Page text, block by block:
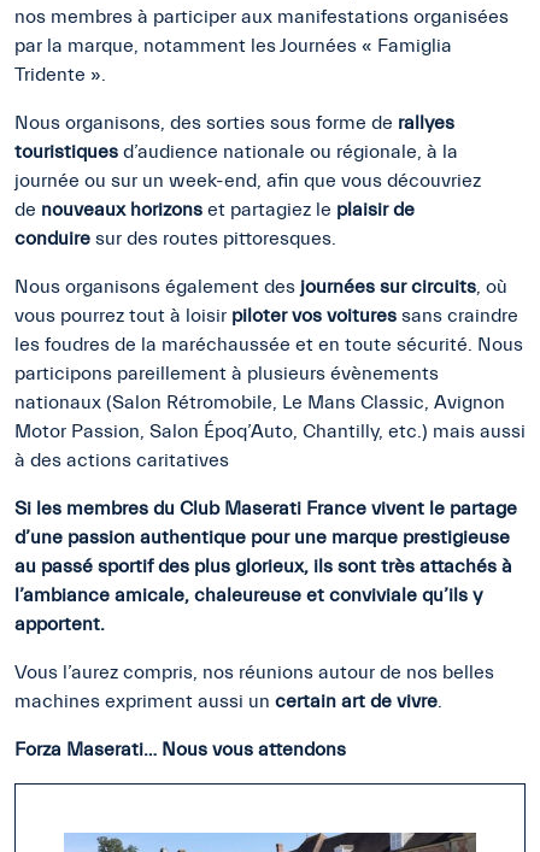
nos membres à participer aux manifestations organisées
par la marque, notamment les Journées « Famiglia
Tridente ».
Nous organisons, des sorties sous forme de rallyes
touristiques d’audience nationale ou régionale, à la
journée ou sur un week-end, afin que vous découvriez
de nouveaux horizons et partagiez le plaisir de
conduire sur des routes pittoresques.
Nous organisons également des journées sur circuits, où
vous pourrez tout à loisir piloter vos voitures sans craindre
les foudres de la maréchaussée et en toute sécurité. Nous
participons pareillement à plusieurs évènements
nationaux (Salon Rétromobile, Le Mans Classic, Avignon
Motor Passion, Salon Époq’Auto, Chantilly, etc.) mais aussi
à des actions caritatives
Si les membres du Club Maserati France vivent le partage
d’une passion authentique pour une marque prestigieuse
au passé sportif des plus glorieux, ils sont très attachés à
l’ambiance amicale, chaleureuse et conviviale qu’ils y
apportent.
Vous l’aurez compris, nos réunions autour de nos belles
machines expriment aussi un certain art de vivre.
Forza Maserati… Nous vous attendons